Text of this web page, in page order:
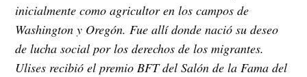
inicialmente como agricultor en los campos de
Washington y Oregón. Fue allí donde nació su deseo
de lucha social por los derechos de los migrantes.
Ulises recibió el premio BFT del Salón de la Fama del